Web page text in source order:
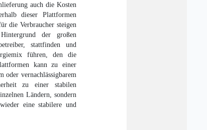
auch die Kosten
dieser Plattformen
die Verbraucher steigen
der großen
stattfinden und
führen, den die
kann zu einer
oder vernachlässigbarem
zu einer stabilen
Ländern, sondern
eine stabilere und